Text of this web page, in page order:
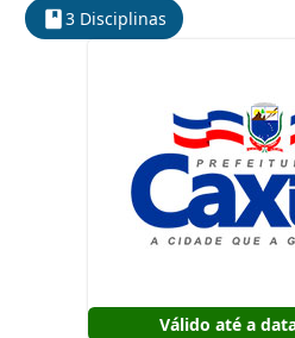
3 Disciplinas
Válido até a